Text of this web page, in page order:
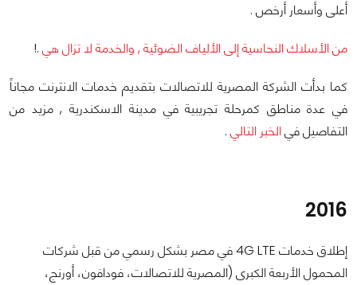
أعلى وأسعار أرخص .
من الأسلاك النحاسية إلى الألياف الضوئية , والخدمة لا تزال هي .!
كما بدأت الشركة المصرية للاتصالات بتقديم خدمات الانترنت مجاناً
في عدة مناطق كمرحلة تجريبية في مدينة الاسكندرية , مزيد من
التفاصيل فيالخبر التالي .
2016
إطلاق خدمات 4G LTE في مصر بشكل رسمي من قبل شركات
المحمول الأربعة الكبرى (المصرية للاتصالات، فودافون، أورنج،